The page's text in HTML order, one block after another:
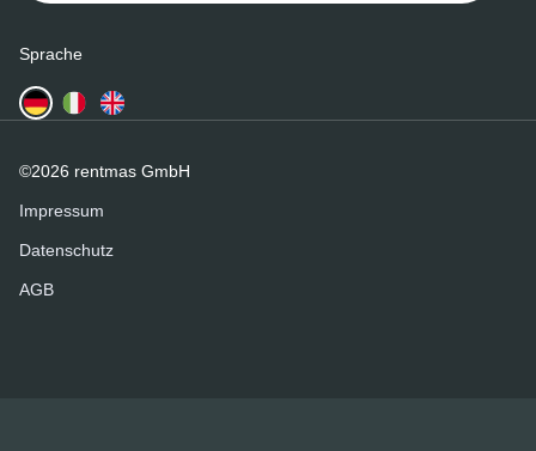
Sprache
©2026 rentmas GmbH
Impressum
Datenschutz
AGB